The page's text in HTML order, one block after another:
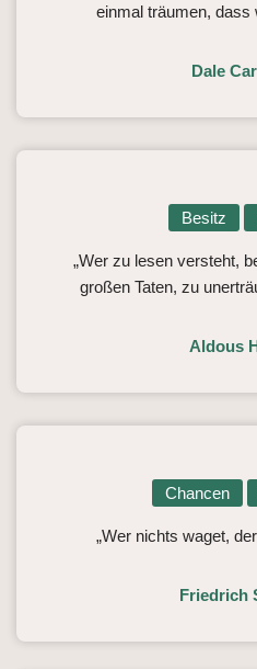
einmal träumen, dass
Dale
Besitz
„Wer zu lesen versteht,
großen Taten, zu
Aldous
Chancen
„Wer nichts waget,
Friedrich